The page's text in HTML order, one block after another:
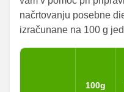
načrtovanju posebne
izračunane na 100 g
100g